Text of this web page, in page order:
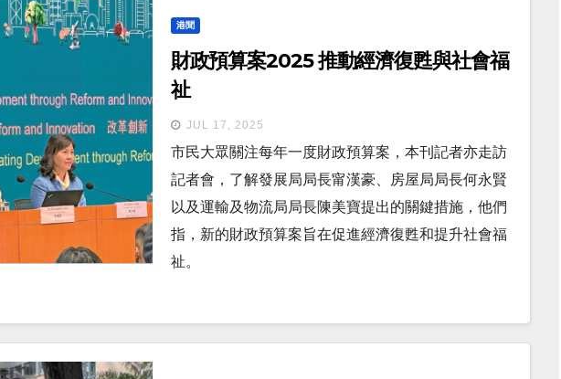
港聞
財政預算案2025 推動經濟復甦與社會福
祉
JUL 17, 2025
市民大眾關注每年一度財政預算案，本刊記者亦走訪
記者會，了解發展局局長甯漢豪、房屋局局長何永賢
以及運輸及物流局局長陳美寶提出的關鍵措施，他們
指，新的財政預算案旨在促進經濟復甦和提升社會福
祉。